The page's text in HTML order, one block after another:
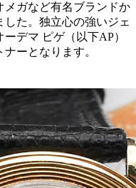
メガなど有名ブランドか
た。独立心の強いジェ
デマ ピゲ（以下AP）
ーとなります。